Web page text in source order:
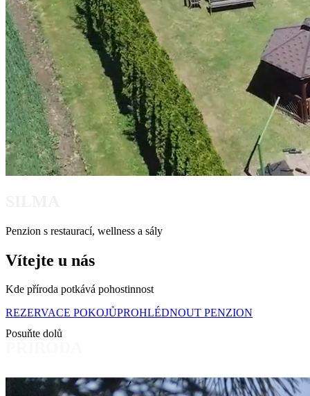
Penzion s restaurací, wellness a sály
Vítejte u nás
Kde příroda potkává pohostinnost
REZERVACE POKOJŮPROHLÉDNOUT PENZION
Posuňte dolů
Náš příběh